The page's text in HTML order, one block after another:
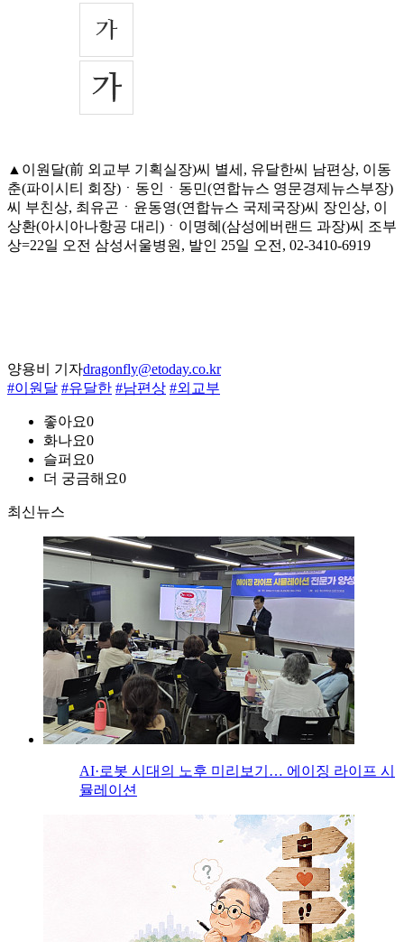
▲이원달(前 외교부 기획실장)씨 별세, 유달한씨 남편상, 이동
춘(파이시티 회장)ㆍ동인ㆍ동민(연합뉴스 영문경제뉴스부장)
씨 부친상, 최유곤ㆍ윤동영(연합뉴스 국제국장)씨 장인상, 이
상환(아시아나항공 대리)ㆍ이명혜(삼성에버랜드 과장)씨 조부
상=22일 오전 삼성서울병원, 발인 25일 오전, 02-3410-6919
양용비 기자dragonfly@etoday.co.kr
#이원달 #유달한 #남편상 #외교부
좋아요0
화나요0
슬퍼요0
더 궁금해요0
최신뉴스
AI·로봇 시대의 노후 미리보기… 에이징 라이프 시
뮬레이션